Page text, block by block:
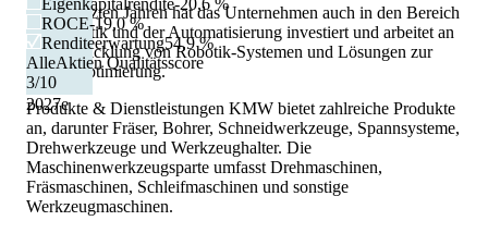
2027e
Eigenkapitalrendite-20,6 %
ROCE-19,0 %
Renditeerwartung54,9 %
AlleAktien Qualitätsscore
3/10
In den letzten Jahren hat das Unternehmen auch in den Bereich
der Robotik und der Automatisierung investiert und arbeitet an
der Entwicklung von Robotik-Systemen und Lösungen zur
Prozessoptimierung.
Produkte & Dienstleistungen KMW bietet zahlreiche Produkte
an, darunter Fräser, Bohrer, Schneidwerkzeuge, Spannsysteme,
Drehwerkzeuge und Werkzeughalter. Die
Maschinenwerkzeugsparte umfasst Drehmaschinen,
Fräsmaschinen, Schleifmaschinen und sonstige
Werkzeugmaschinen.